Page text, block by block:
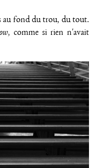
au fond du trou, du tout.
, comme si rien n'avait